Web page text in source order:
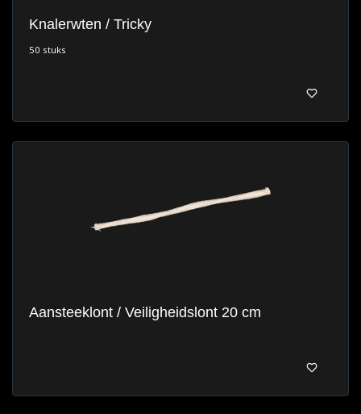
Knalerwten / Tricky
50 stuks
Aansteeklont / Veiligheidslont 20 cm